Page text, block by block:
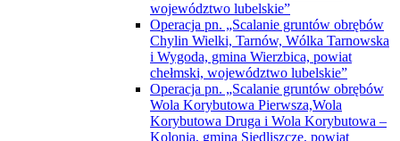
Operacja pn. „Scalanie gruntów obrębów
Wola Korybutowa Pierwsza,Wola
Korybutowa Druga i Wola Korybutowa –
Kolonia, gmina Siedliszcze, powiat
chełmski, województwo lubelskie”
Operacja pn. „Scalanie gruntów obrębu
Józefin, gmina Chełm, obrębu Ochoża –
Pniaki i części obrębu Święcica, gmina